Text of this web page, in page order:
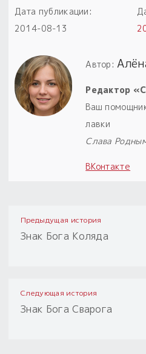
Дата публикации:
2014-08-13
Автор:
Редактор
Ваш
лавки
Слава
ВКонтакте
Предыдущая история
Знак Бога Коляда
Следующая история
Знак Бога Сварога